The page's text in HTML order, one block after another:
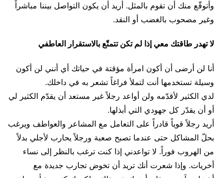
وأتوقّع منك أن تقوم بالمثل. أريد أن يكون التواصل بيننا مباشراً
وغير مصحوب بالغضب أو النقد.
لا تهدر طاقتك معي إذا لم تكن تتمتّع بالاستقرار العاطفي
أنا لن أرضى أن أكون امرأة مؤقتة في حياتك أي أنني لن أكون
وسيلة تستخدمها أنت لتملأ فراغاً تشعر به في داخلك.
لدي الكثير لأقدّمه ولن أواعد رجلاً غير مستعد أن يقدّم الكثير لي
أو أن يقدّر كل جهودي التي أبذلها.
أريد رجلاً قوياً قادراً على التعامل مع المشاعر والعواطف ويرغب
بحلّ المشاكل حتى عندما تصبح صعبة ورجلاً يحارب لأجلي بدلاً
من الهروب فوراً. لا تواعدني إذا كنت ترغب بالنظر إلى نساء
أخريات. وإذا شعرت أنك تريد أن تخوض تجارب جديدة مع